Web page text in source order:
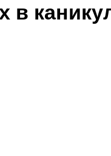
в